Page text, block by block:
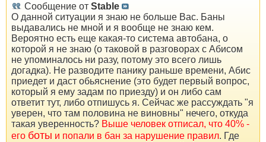
Сообщение от Stable
О данной ситуации я знаю не больше Вас. Баны
выдавались не мной и я вообще не знаю кем.
Вероятно есть еще какая-то система автобана, о
которой я не знаю (о таковой в разговорах с Абисом
не упоминалось ни разу, потому это всего лишь
догадка). Не разводите панику раньше времени, Абис
приедет и даст обьяснение (это будет первый вопрос,
который я ему задам по приезду) и он либо сам
ответит тут, либо отпишусь я. Сейчас же рассуждать "я
уверен, что там половина не виновны" нечего, откуда
такая уверенность? Выше человек отписал, что 40% -
его боты и попали в бан за нарушение правил. Где